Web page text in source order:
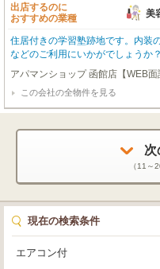
出店するのに
おすすめの業種
美
住居付きの学習塾跡地です。内装
などのご利用にいかがでしょうか
№1の物件取扱数の函館店0138-
アパマンショップ 函館店【WEB面
この会社の全物件を見る
次
（11～
現在の検索条件
エアコン付